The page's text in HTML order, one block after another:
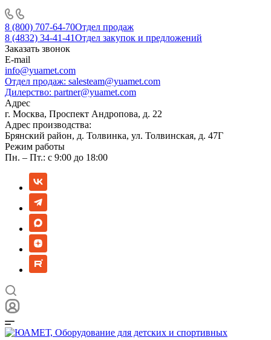
8 (800) 707-64-70Отдел продаж
8 (4832) 34-41-41Отдел закупок и предложений
Заказать звонок
E-mail
info@yuamet.com
Отдел продаж: salesteam@yuamet.com
Дилерство: partner@yuamet.com
Адрес
г. Москва, Проспект Андропова, д. 22
Адрес производства:
Брянский район, д. Толвинка, ул. Толвинская, д. 47Г
Режим работы
Пн. – Пт.: с 9:00 до 18:00